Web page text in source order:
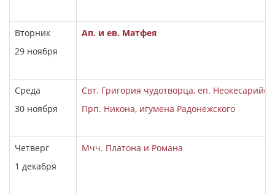
Вторник
29 ноября
Ап. и ев. Матфея
Среда
30 ноября
Свт. Григория чудотворца, еп.
Прп. Никона, игумена Радонежского
Четверг
1 декабря
Мчч. Платона и Романа